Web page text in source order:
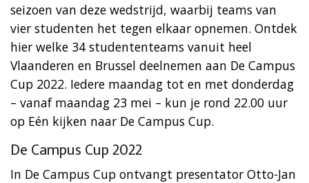
seizoen van deze wedstrijd, waarbij teams van
vier studenten het tegen elkaar opnemen. Ontdek
hier welke 34 studententeams vanuit heel
Vlaanderen en Brussel deelnemen aan De Campus
Cup 2022. Iedere maandag tot en met donderdag
– vanaf maandag 23 mei – kun je rond 22.00 uur
op Eén kijken naar De Campus Cup.
De Campus Cup 2022
​In De Campus Cup ontvangt presentator Otto-Jan